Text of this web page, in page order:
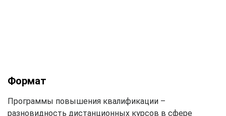
Формат
Программы повышения квалификации –
разновидность дистанционных курсов в сфере